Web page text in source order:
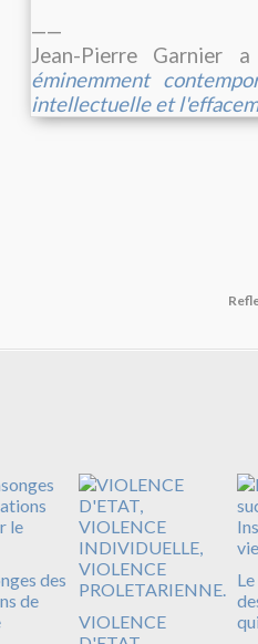
——
Jean-Pierre Garnier
éminemment
intellectuelle et
des
de
VIOLENCE